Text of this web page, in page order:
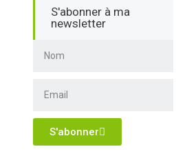
S'abonner à ma
newsletter
S'abonner